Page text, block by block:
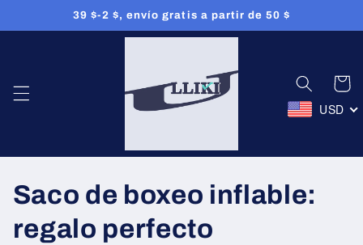
39 $-2 $, envío gratis a partir de 50 $
Carrito
USD
C
o
Saco de boxeo inflable:
regalo perfecto